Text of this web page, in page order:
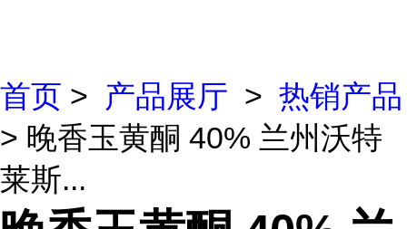
首页 > 产品展厅 > 热销产品
> 晚香玉黄酮 40% 兰州沃特
莱斯...